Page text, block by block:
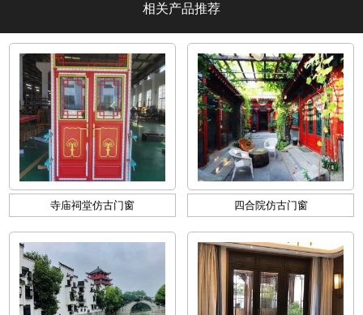
相关产品推荐
寺庙祠堂仿古门窗 四合院仿古门窗